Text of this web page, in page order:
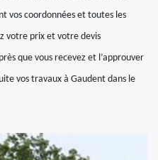
vos coordonnées et toutes les
votre prix et votre devis
que vous recevez et l’approuver
vos travaux à Gaudent dans le